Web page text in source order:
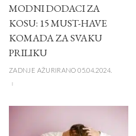
MODNI DODACI ZA
KOSU: 15 MUST-HAVE
KOMADA ZA SVAKU
PRILIKU
ZADNJE AŽURIRANO 05.04.2024.